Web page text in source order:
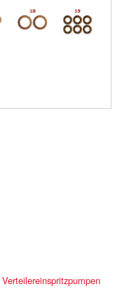
Verteilereinspritzpumpen